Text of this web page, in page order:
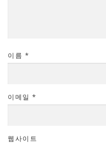
이름 *
이메일 *
웹사이트